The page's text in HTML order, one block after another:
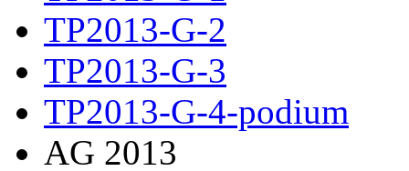
TP2013-G-2
TP2013-G-3
TP2013-G-4-podium
AG 2013